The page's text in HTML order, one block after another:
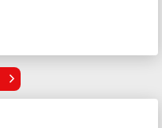
Saison 2024 / 2025